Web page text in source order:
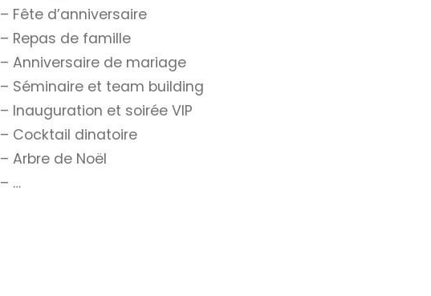
– Fête d’anniversaire
– Repas de famille
– Anniversaire de mariage
– Séminaire et team building
– Inauguration et soirée VIP
– Cocktail dinatoire
– Arbre de Noël
– …